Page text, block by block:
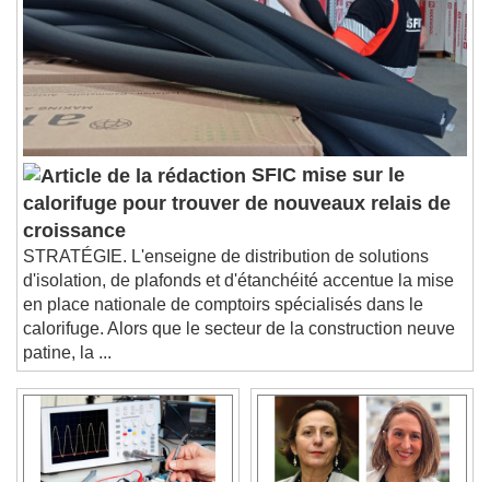
descriptions off, selected
Subtitles
subtitles settings, opens subtitles
settings dialog
subtitles off, selected
Audio Track
Picture-in-Picture
Fullscreen
This is a modal window.
Beginning of dialog window. Escape will cancel
and close the window.
Text
Text Background
Color Opacity
Caption Area Background
SFIC mise sur le
calorifuge pour trouver de nouveaux relais de
croissance
STRATÉGIE. L'enseigne de distribution de solutions
d'isolation, de plafonds et d'étanchéité accentue la mise
en place nationale de comptoirs spécialisés dans le
calorifuge. Alors que le secteur de la construction neuve
patine, la ...